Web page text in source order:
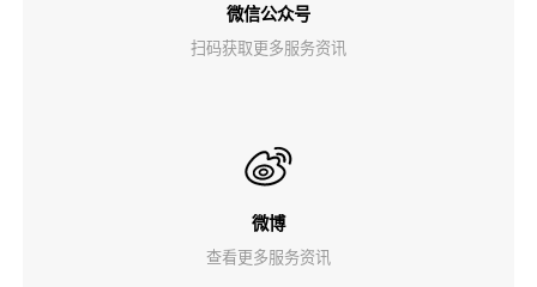
微信公众号
扫码获取更多服务资讯
微博
查看更多服务资讯